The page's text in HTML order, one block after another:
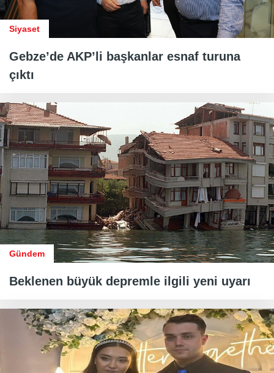
Siyaset
Gebze’de AKP’li başkanlar esnaf turuna
çıktı
Gündem
Beklenen büyük depremle ilgili yeni uyarı